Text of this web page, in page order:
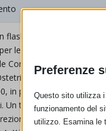
mob a Giovinazzo
le ore 10.00 del 7
Consultorio Familiare
di Bari-Bat.
in piazzetta Stallone,
Un tema di grandissima
della tutela di
Preferenze
Questo sito utilizza
funzionamento del
utilizzo. Esamina le